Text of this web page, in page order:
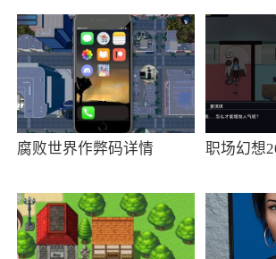
1、游戏的社交系统非常便利
建公会的方式与其他玩家一起打
队，一同参加公会任务和活动
2、作为一名战舰指挥官，组
在全球范围内与其他玩家进行战
游戏中体验到真实的机体操作。
种各具特色的战斗模式，包括单人
斗模式，可以与其他玩家一决高下
腐败世界作弊码详情 职场幻想